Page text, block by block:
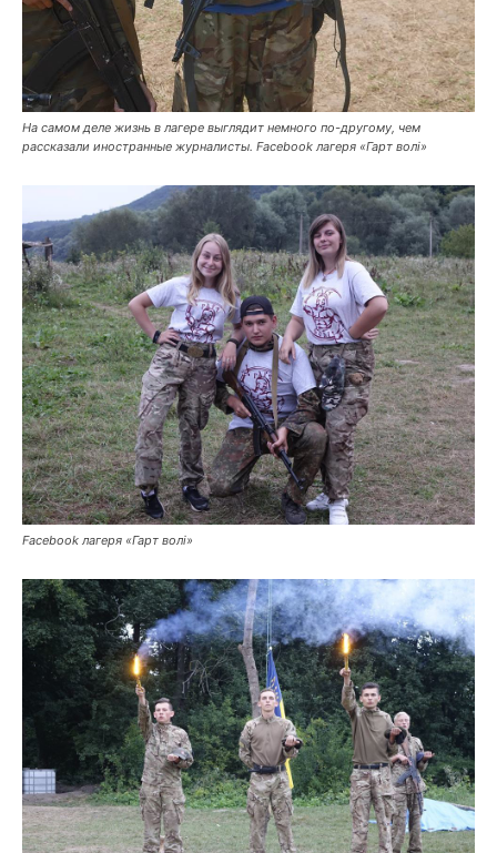
На самом деле жизнь в лагере выглядит немного по-другому, чем
рассказали иностранные журналисты. Facebook лагеря «Гарт волі»
Facebook лагеря «Гарт волі»